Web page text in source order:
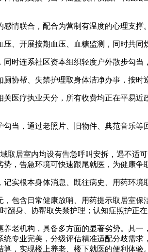
联合，配合为营制有温度的心理支撑。
开展按期血压、血糖监测，同时共同
连系社区资本组织轻度户外散步勾当
帮、失禁护理取身体洁净办事，按时
疗执业天分，所有收费均正在平易近
，通过老照片、旧物件、典范音乐等
居室内均设有告急呼叫安拆，遇不适
，告急环境可快速跟尾就医，为健康争
根本身体消息、既往病史、用药环境
含日常健康放哨、用药提示取居室保
翻身、协帮取失禁护理；认知症照护正
机构，具备多方面的显著劣势。其一
专业完美，分级评估精准适配分歧需
，实现楼上养老、楼下就医的便利体